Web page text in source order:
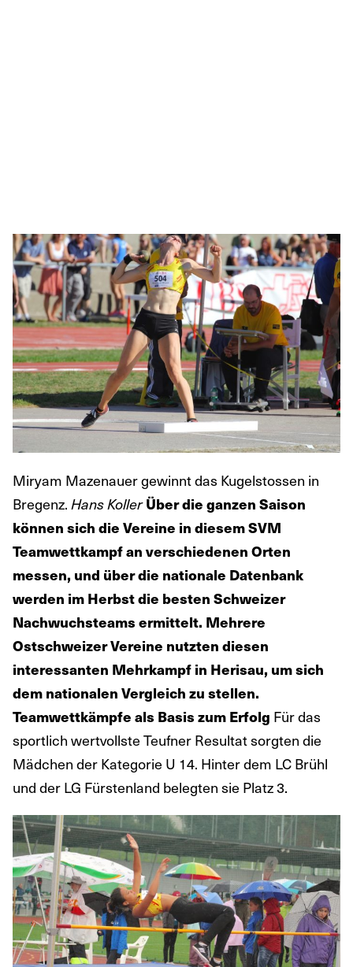
Miryam Mazenauer gewinnt das Kugelstossen in
Bregenz. Hans Koller Über die ganzen Saison
können sich die Vereine in diesem SVM
Teamwettkampf an verschiedenen Orten
messen, und über die nationale Datenbank
werden im Herbst die besten Schweizer
Nachwuchsteams ermittelt. Mehrere
Ostschweizer Vereine nutzten diesen
interessanten Mehrkampf in Herisau, um sich
dem nationalen Vergleich zu stellen.
Teamwettkämpfe als Basis zum Erfolg Für das
sportlich wertvollste Teufner Resultat sorgten die
Mädchen der Kategorie U 14. Hinter dem LC Brühl
und der LG Fürstenland belegten sie Platz 3.